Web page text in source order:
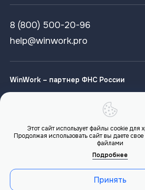
8 (800) 500-20-96
help@winwork.pro
WinWork – партнер ФНС России
Сайт ФНС России
База знаний НПД ФНС Росии
Личный кабинет налогоплательщика
Редполитика
Этот сайт использует файлы cookie для
Продолжая использовать сайт вы даете
файлами
Подробнее
Принять